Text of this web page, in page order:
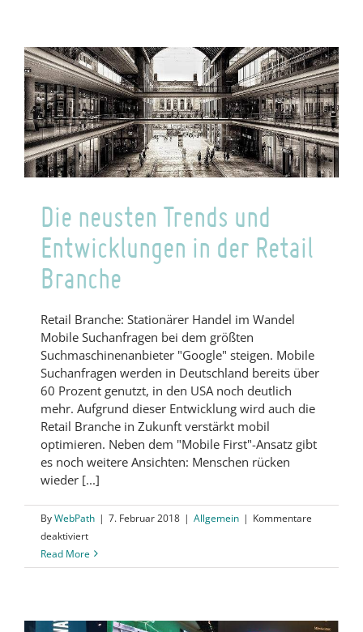
Debates
Die neusten Trends und
Entwicklungen in der Retail
Branche
Retail Branche: Stationärer Handel im Wandel
Mobile Suchanfragen bei dem größten
Suchmaschinenanbieter "Google" steigen. Mobile
Suchanfragen werden in Deutschland bereits über
60 Prozent genutzt, in den USA noch deutlich
mehr. Aufgrund dieser Entwicklung wird auch die
Retail Branche in Zukunft verstärkt mobil
optimieren. Neben dem "Mobile First"-Ansatz gibt
es noch weitere Ansichten: Menschen rücken
wieder [...]
ByWebPath | 7. Februar 2018 | Allgemein | Kommentare
deaktiviertfür
Die
neusten
Entwicklungen
Read More